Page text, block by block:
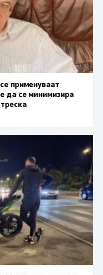
применуваат
да се минимизира